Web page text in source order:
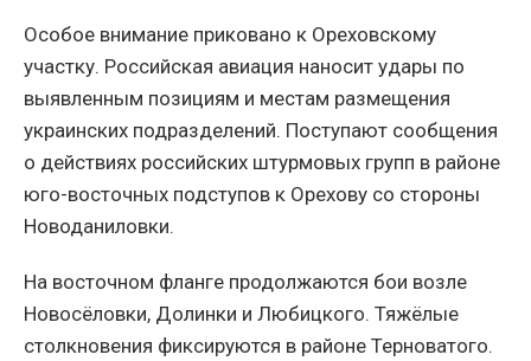
Особое внимание приковано к Ореховскому
участку. Российская авиация наносит удары по
выявленным позициям и местам размещения
украинских подразделений. Поступают сообщения
о действиях российских штурмовых групп в районе
юго-восточных подступов к Орехову со стороны
Новоданиловки.
На восточном фланге продолжаются бои возле
Новосёловки, Долинки и Любицкого. Тяжёлые
столкновения фиксируются в районе Терноватого.